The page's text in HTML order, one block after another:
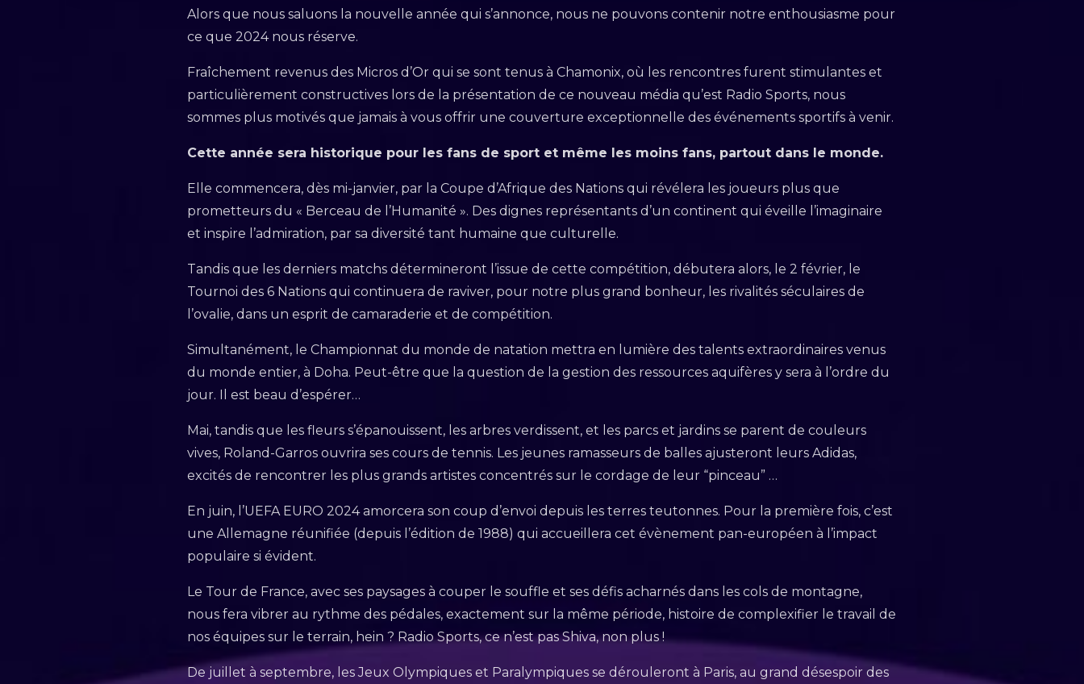
Alors que nous saluons la nouvelle année qui s’annonce, nous ne pouvons contenir notre enthousiasme pour
ce que 2024 nous réserve.
Fraîchement revenus des Micros d’Or qui se sont tenus à Chamonix, où les rencontres furent stimulantes et
particulièrement constructives lors de la présentation de ce nouveau média qu’est Radio Sports, nous
sommes plus motivés que jamais à vous offrir une couverture exceptionnelle des événements sportifs à venir.
Cette année sera historique pour les fans de sport et même les moins fans, partout dans le monde.
Elle commencera, dès mi-janvier, par la Coupe d’Afrique des Nations qui révélera les joueurs plus que
prometteurs du « Berceau de l’Humanité ». Des dignes représentants d’un continent qui éveille l’imaginaire
et inspire l’admiration, par sa diversité tant humaine que culturelle.
Tandis que les derniers matchs détermineront l’issue de cette compétition, débutera alors, le 2 février, le
Tournoi des 6 Nations qui continuera de raviver, pour notre plus grand bonheur, les rivalités séculaires de
l’ovalie, dans un esprit de camaraderie et de compétition.
Simultanément, le Championnat du monde de natation mettra en lumière des talents extraordinaires venus
du monde entier, à Doha. Peut-être que la question de la gestion des ressources aquifères y sera à l’ordre du
jour. Il est beau d’espérer…
Mai, tandis que les fleurs s’épanouissent, les arbres verdissent, et les parcs et jardins se parent de couleurs
vives, Roland-Garros ouvrira ses cours de tennis. Les jeunes ramasseurs de balles ajusteront leurs Adidas,
excités de rencontrer les plus grands artistes concentrés sur le cordage de leur “pinceau” …
En juin, l’UEFA EURO 2024 amorcera son coup d’envoi depuis les terres teutonnes. Pour la première fois, c’est
une Allemagne réunifiée (depuis l’édition de 1988) qui accueillera cet évènement pan-européen à l’impact
populaire si évident.
Le Tour de France, avec ses paysages à couper le souffle et ses défis acharnés dans les cols de montagne,
nous fera vibrer au rythme des pédales, exactement sur la même période, histoire de complexifier le travail de
nos équipes sur le terrain, hein ? Radio Sports, ce n’est pas Shiva, non plus !
De juillet à septembre, les Jeux Olympiques et Paralympiques se dérouleront à Paris, au grand désespoir des